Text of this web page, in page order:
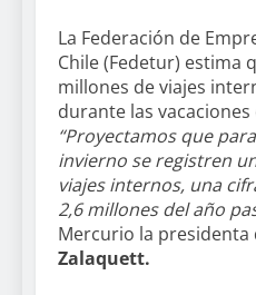
La Federación de
Chile (Fedetur) estima
millones de viajes
durante las
“Proyectamos que
invierno se registren
viajes internos, una
2,6 millones del año
Mercurio la presidenta
Zalaquett.